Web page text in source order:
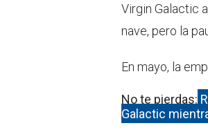
Virgin Galactic
nave, pero la
En mayo, la
No te pierdas:
Galactic